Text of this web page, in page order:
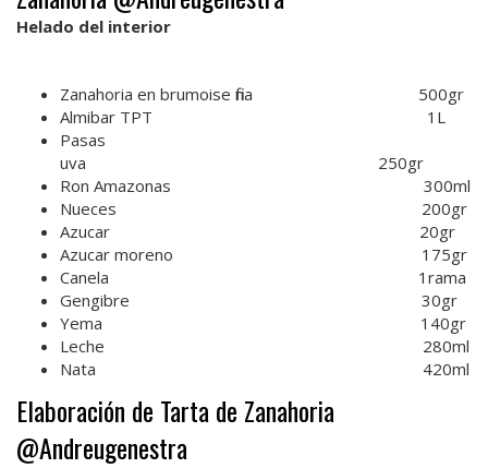
Helado del interior
Zanahoria en brumoise fina 500gr
Almibar TPT 1L
Pasas
uva 250gr
Ron Amazonas 300ml
Nueces 200gr
Azucar 20gr
Azucar moreno 175gr
Canela 1rama
Gengibre 30gr
Yema 140gr
Leche 280ml
Nata 420ml
Elaboración de Tarta de Zanahoria
@Andreugenestra